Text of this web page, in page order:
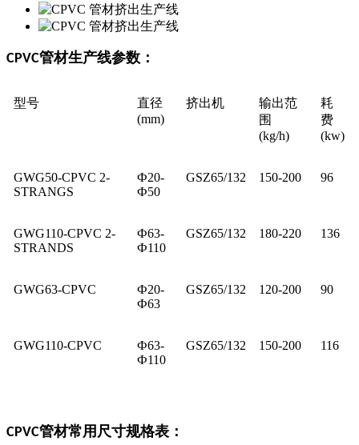
CPVC管材生产线参数：
型号
直径
(mm)
挤出机
输出范
围
(kg/h)
耗
费
(kw)
GWG50-CPVC 2-
STRANGS
Ф20-
Ф50
GSZ65/132 150-200 96
GWG110-CPVC 2-
STRANDS
Ф63-
Ф110
GSZ65/132 180-220 136
GWG63-CPVC Ф20-
Ф63
GSZ65/132 120-200 90
GWG110-CPVC Ф63-
Ф110
GSZ65/132 150-200 116
CPVC管材常用尺寸规格表：